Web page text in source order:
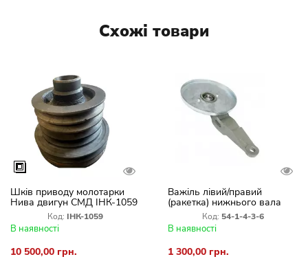
Схожі товари
Шків приводу молотарки
Нива двигун СМД ІНК-1059
Код: ІНК-1059
В наявності
10 500,00 грн.
Важіль лівий/правий
(ракетка) нижнього вала
похилої камери
Код: 54-1-4-3-6
В наявності
1 300,00 грн.